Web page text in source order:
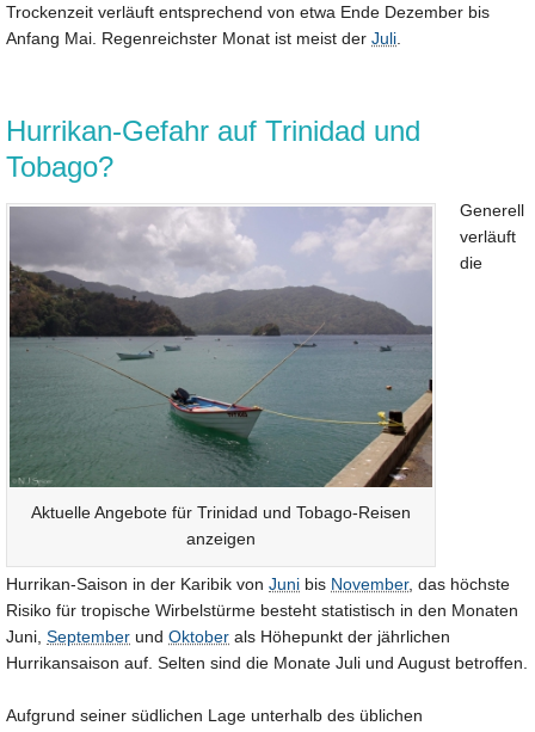
Trockenzeit verläuft entsprechend von etwa Ende Dezember bis
Anfang Mai. Regenreichster Monat ist meist der Juli
Hurrikan-Gefahr auf Trinidad und
Tobago?
Aktuelle Angebote für Trinidad und Tobago-Reisen
anzeigen
Generell
verläuft
die
Hurrikan-Saison in der Karibik von Juni bis November, das höchste
Risiko für tropische Wirbelstürme besteht statistisch in den Monaten
Juni, September und Oktober als Höhepunkt der jährlichen
Hurrikansaison auf. Selten sind die Monate Juli und August betroffen.
Aufgrund seiner südlichen Lage unterhalb des üblichen